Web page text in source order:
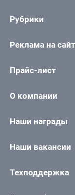
Рубрики
Реклама на
Прайс-лист
О компании
Наши награды
Наши вакансии
Техподдержка